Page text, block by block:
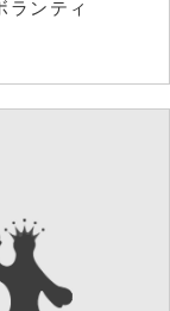
ランティ